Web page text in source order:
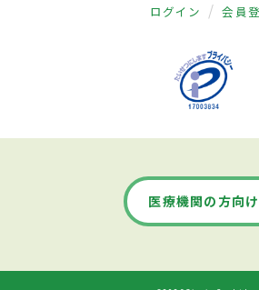
ログイン 会員
医療機関の方向